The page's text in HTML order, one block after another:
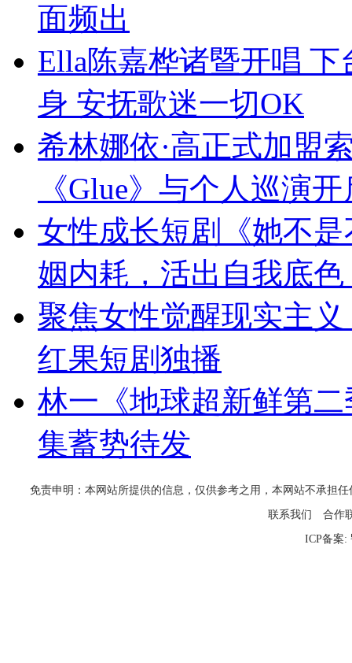
面频出
Ella陈嘉桦诸暨开唱
身 安抚歌迷一切OK
希林娜依·高正式加盟
《Glue》与个人巡演
女性成长短剧《她不
姻内耗，活出自我底色
聚焦女性觉醒现实主
红果短剧独播
林一《地球超新鲜第
集蓄势待发
免责申明：本网站所提供的信息，仅供参考之用，本网站不承担
联系我们 合作
ICP备案: